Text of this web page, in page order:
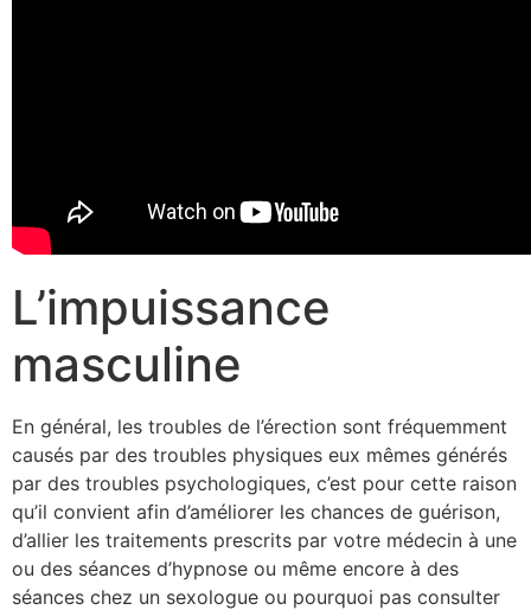
L’impuissance
masculine
En général, les troubles de l’érection sont fréquemment
causés par des troubles physiques eux mêmes générés
par des troubles psychologiques, c’est pour cette raison
qu’il convient afin d’améliorer les chances de guérison,
d’allier les traitements prescrits par votre médecin à une
ou des séances d’hypnose ou même encore à des
séances chez un sexologue ou pourquoi pas consulter